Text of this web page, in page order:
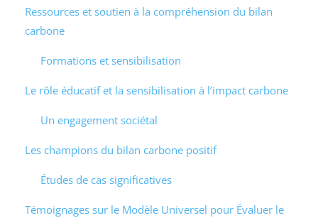
Ressources et soutien à la compréhension du bilan
carbone
Formations et sensibilisation
Le rôle éducatif et la sensibilisation à l’impact carbone
Un engagement sociétal
Les champions du bilan carbone positif
Études de cas significatives
Témoignages sur le Modèle Universel pour Évaluer le